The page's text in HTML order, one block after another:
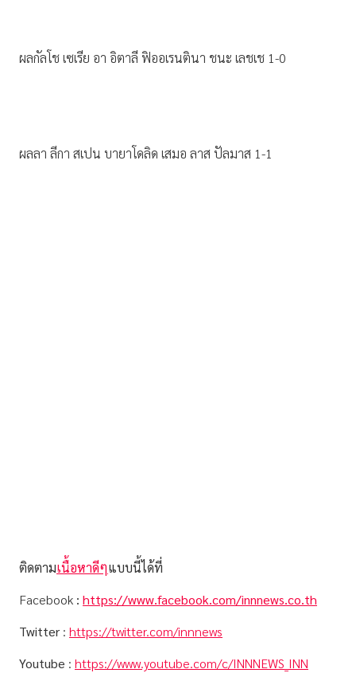
ผลกัลโช เซเรีย อา อิตาลี ฟิออเรนตินา ชนะ เลชเช 1-0
ผลลา ลีกา สเปน บายาโดลิด เสมอ ลาส ปัลมาส 1-1
ติดตามเนื้อหาดีๆแบบนี้ได้ที่
Facebook : https://www.facebook.com/innnews.co.th
Twitter : https://twitter.com/innnews
Youtube : https://www.youtube.com/c/INNNEWS_INN